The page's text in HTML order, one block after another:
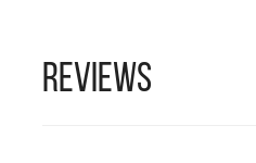
Reviews